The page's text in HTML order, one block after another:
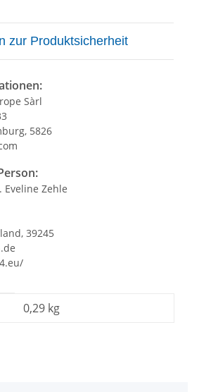
zur Produktsicherheit
Sàrl
5826
Eveline Zehle
39245
0,29 kg